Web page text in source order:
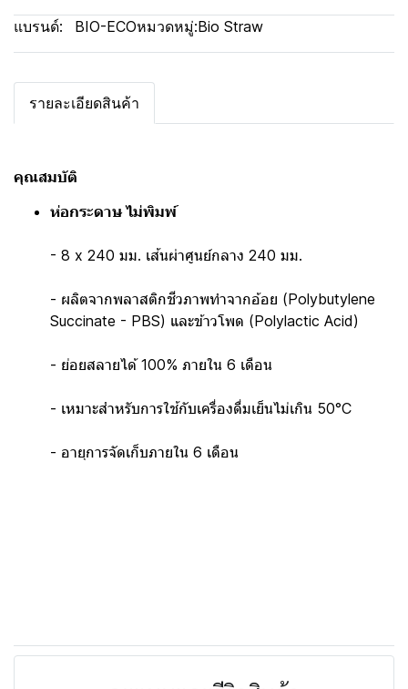
แบรนด์: BIO-ECOหมวดหมู่:Bio Straw
รายละเอียดสินค้า
คุณสมบัติ
ห่อกระดาษ ไม่พิมพ์
- 8 x 240 มม. เส้นผ่าศูนย์กลาง 240 มม.
- ผลิตจากพลาสติกชีวภาพทำจากอ้อย (Polybutylene
Succinate - PBS) และข้าวโพด (Polylactic Acid)
- ย่อยสลายได้ 100% ภายใน 6 เดือน
- เหมาะสำหรับการใช้กับเครื่องดื่มเย็นไม่เกิน 50°C
- อายุการจัดเก็บภายใน 6 เดือน